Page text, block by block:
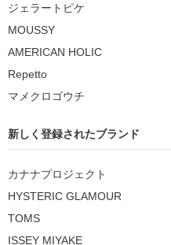
ジェラートピケ
MOUSSY
AMERICAN HOLIC
Repetto
マメクロゴウチ
新しく登録されたブランド
カナナプロジェクト
HYSTERIC GLAMOUR
TOMS
ISSEY MIYAKE